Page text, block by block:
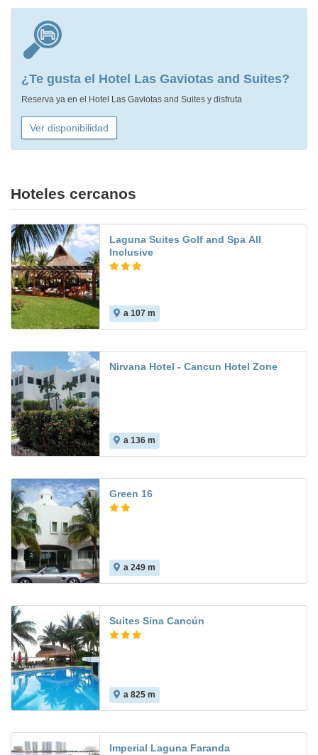
¿Te gusta el Hotel Las Gaviotas and Suites?
Reserva ya en el Hotel Las Gaviotas and Suites y disfruta
Ver disponibilidad
Hoteles cercanos
Laguna Suites Golf and Spa All
Inclusive
a 107 m
Nirvana Hotel - Cancun Hotel Zone
a 136 m
Green 16
a 249 m
Suites Sina Cancún
a 825 m
Imperial Laguna Faranda